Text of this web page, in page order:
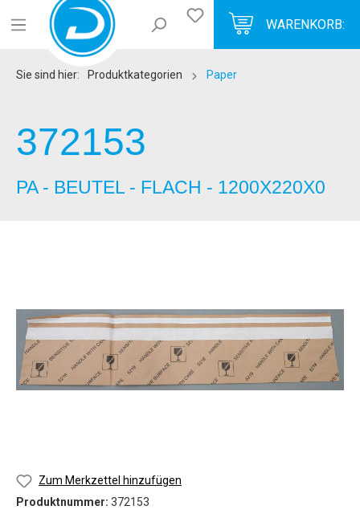
WARENKORB:
Sie sind hier: Produktkategorien Paper
372153
PA - BEUTEL - FLACH - 1200X220X0
Zum Merkzettel hinzufügen
Produktnummer: 372153